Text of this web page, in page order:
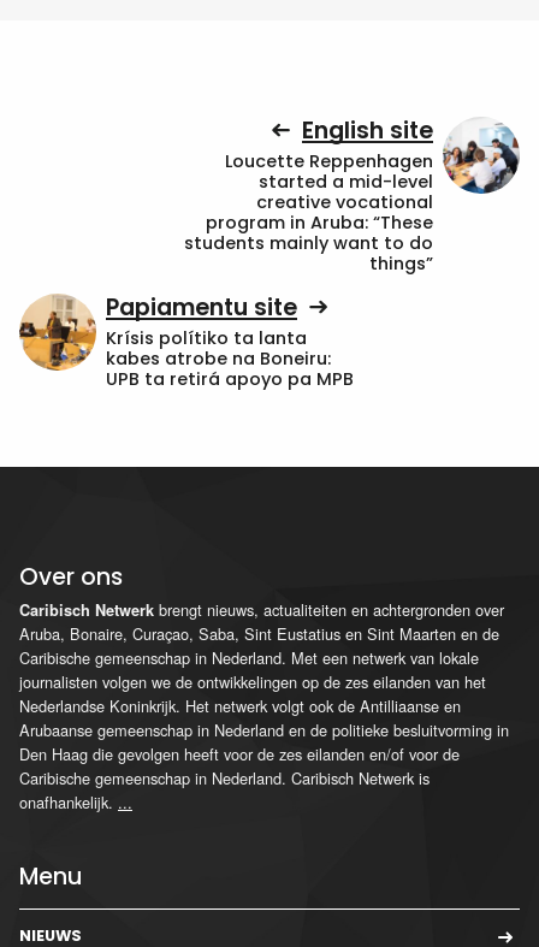
English site
Loucette Reppenhagen
started a mid-level
creative vocational
program in Aruba: “These
students mainly want to do
things”
Papiamentu site
Krísis polítiko ta lanta
kabes atrobe na Boneiru:
UPB ta retirá apoyo pa MPB
Over ons
Caribisch Netwerk brengt nieuws, actualiteiten en achtergronden over
Aruba, Bonaire, Curaçao, Saba, Sint Eustatius en Sint Maarten en de
Caribische gemeenschap in Nederland. Met een netwerk van lokale
journalisten volgen we de ontwikkelingen op de zes eilanden van het
Nederlandse Koninkrijk. Het netwerk volgt ook de Antilliaanse en
Arubaanse gemeenschap in Nederland en de politieke besluitvorming in
Den Haag die gevolgen heeft voor de zes eilanden en/of voor de
Caribische gemeenschap in Nederland. Caribisch Netwerk is
onafhankelijk. ...
Menu
NIEUWS